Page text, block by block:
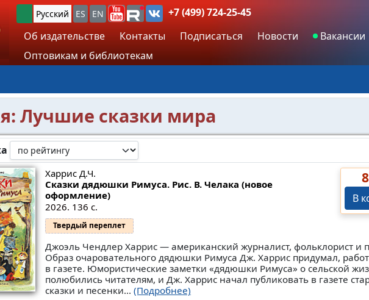
Русский ES EN
+7 (499) 724-25-45
Об издательстве
Контакты Подписаться Новости Вакансии
Оптовикам и библиотекам
Лучшие сказки мира
В
Харрис Д.Ч.
Сказки дядюшки Римуса. Рис. В. Челака (новое
оформление)
2026. 136 с.
Твердый переплет
Джоэль Чендлер Харрис — американский журналист, фольклорист и
Образ очаровательного дядюшки Римуса Дж. Харрис придумал,
в газете. Юмористические заметки «дядюшки Римуса» о сельской
полюбились читателям, и Дж. Харрис начал публиковать в газете
сказки и песенки... (Подробнее)